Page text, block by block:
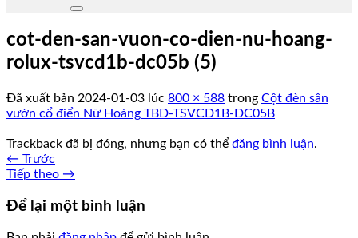
cot-den-san-vuon-co-dien-nu-hoang-
rolux-tsvcd1b-dc05b (5)
Đã xuất bản 2024-01-03 lúc 800 × 588 trong Cột đèn sân
vườn cổ điển Nữ Hoàng TBD-TSVCD1B-DC05B
Trackback đã bị đóng, nhưng bạn có thể đăng bình luận.
← Trước
Tiếp theo →
Để lại một bình luận